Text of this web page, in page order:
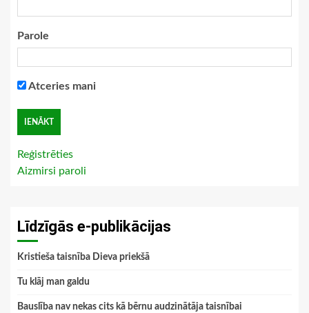
Parole
Atceries mani
Reģistrēties
Aizmirsi paroli
Līdzīgās e-publikācijas
Kristieša taisnība Dieva priekšā
Tu klāj man galdu
Bauslība nav nekas cits kā bērnu audzinātāja taisnībai